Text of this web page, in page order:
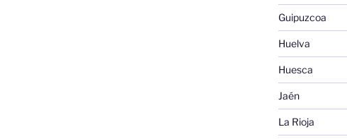
Guipuzcoa
Huelva
Huesca
Jaén
La Rioja